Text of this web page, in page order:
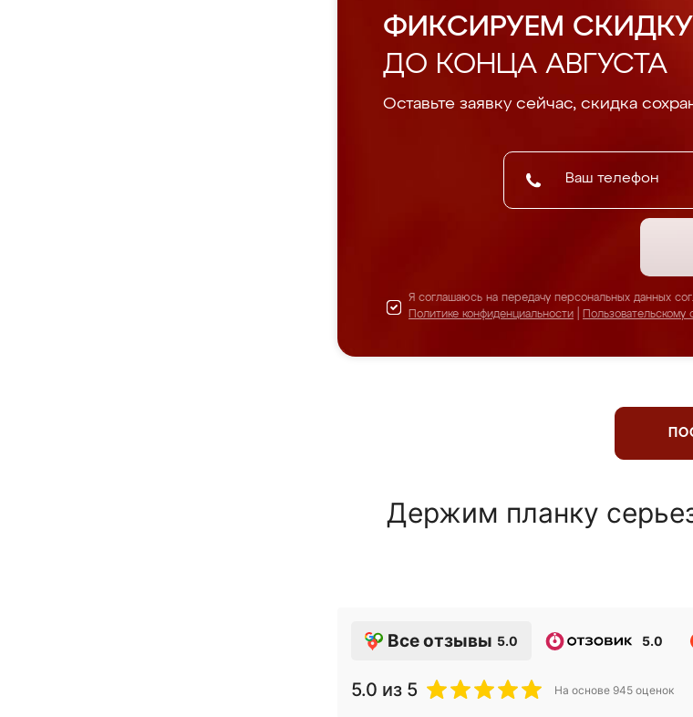
ФИКСИРУЕМ СКИДКУ
ДО КОНЦА АВГУСТА
Оставьте заявку сейчас, скидка
Я соглашаюсь на передачу персональных данных
Политике конфиденциальности
Держим планку
Все отзывы 5.0 5.0
5.0 из 5 На основе 945 оценок